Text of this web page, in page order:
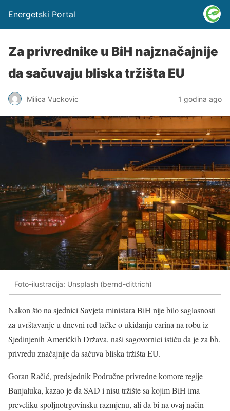
Energetski Portal
Za privrednike u BiH najznačajnije
da sačuvaju bliska tržišta EU
Milica Vuckovic 1 godina ago
Foto-ilustracija: Unsplash (bernd-dittrich)
Nakon što na sjednici Savjeta ministara BiH nije bilo saglasnosti
za uvrštavanje u dnevni red tačke o ukidanju carina na robu iz
Sjedinjenih Američkih Država, naši sagovornici ističu da je za bh.
privredu značajnije da sačuva bliska tržišta EU.
Goran Račić, predsjednik Područne privredne komore regije
Banjaluka, kazao je da SAD i nisu tržište sa kojim BiH ima
preveliku spoljnotrgovinsku razmjenu, ali da bi na ovaj način